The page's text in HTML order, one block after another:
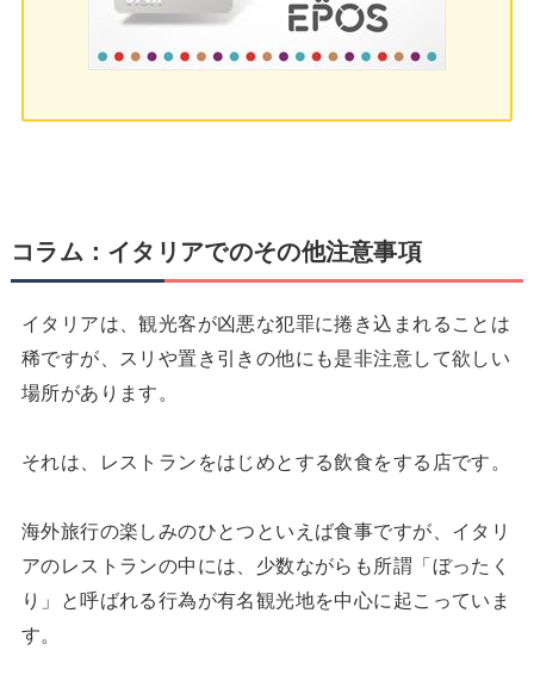
コラム：イタリアでのその他注意事項
イタリアは、観光客が凶悪な犯罪に捲き込まれることは
稀ですが、スリや置き引きの他にも是非注意して欲しい
場所があります。
それは、レストランをはじめとする飲食をする店です。
海外旅行の楽しみのひとつといえば食事ですが、イタリ
アのレストランの中には、少数ながらも所謂「ぼったく
り」と呼ばれる行為が有名観光地を中心に起こっていま
す。